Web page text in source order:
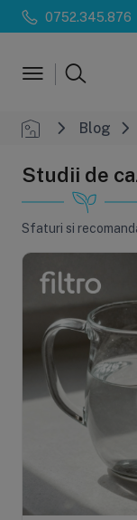
0752.345.876
Sisteme de
Blog
Studii de
Sfaturi si